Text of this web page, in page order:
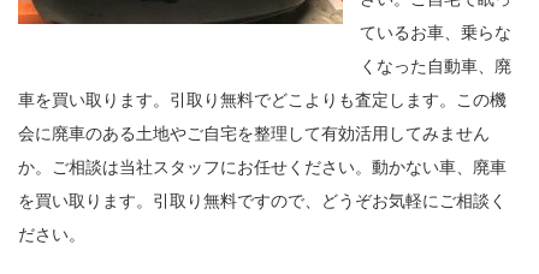
ているお車、乗らな
くなった自動車、廃
車を買い取ります。引取り無料でどこよりも査定します。この機
会に廃車のある土地やご自宅を整理して有効活用してみません
か。ご相談は当社スタッフにお任せください。動かない車、廃車
を買い取ります。引取り無料ですので、どうぞお気軽にご相談く
ださい。